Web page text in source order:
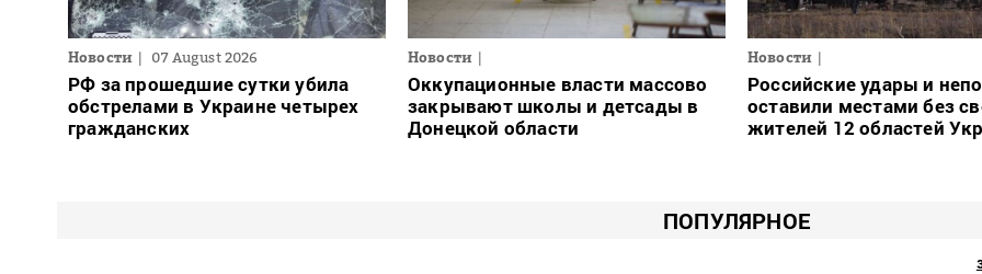
Новости 07 August 2026
РФ за прошедшие сутки убила
обстрелами в Украине четырех
гражданских
Новости
Оккупационные власти массово
закрывают школы и детсады в
Донецкой области
Новости
Российские удары и
оставили местами без
жителей 12 областей
ПОПУЛЯРНОЕ